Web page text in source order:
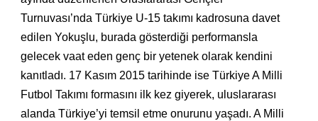
Turnuvası’nda Türkiye U-15 takımı kadrosuna davet
edilen Yokuşlu, burada gösterdiği performansla
gelecek vaat eden genç bir yetenek olarak kendini
kanıtladı. 17 Kasım 2015 tarihinde ise Türkiye A Milli
Futbol Takımı formasını ilk kez giyerek, uluslararası
alanda Türkiye’yi temsil etme onurunu yaşadı. A Milli